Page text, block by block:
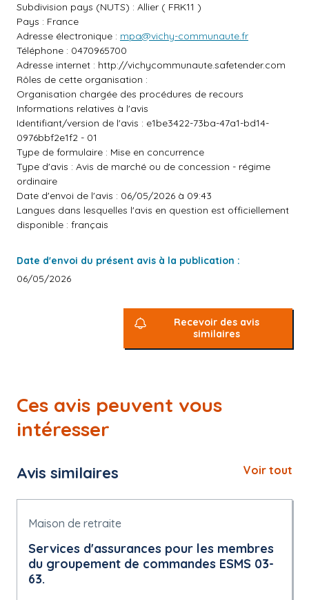
Subdivision pays (NUTS) : Allier ( FRK11 )
Pays : France
Adresse électronique : mpa@vichy-communaute.fr
Téléphone : 0470965700
Adresse internet : http://vichycommunaute.safetender.com
Rôles de cette organisation :
Organisation chargée des procédures de recours
Informations relatives à l'avis
Identifiant/version de l'avis : e1be3422-73ba-47a1-bd14-
0976bbf2e1f2 - 01
Type de formulaire : Mise en concurrence
Type d'avis : Avis de marché ou de concession - régime
ordinaire
Date d'envoi de l'avis : 06/05/2026 à 09:43
Langues dans lesquelles l'avis en question est officiellement
disponible : français
Date d'envoi du présent avis à la publication :
06/05/2026
Recevoir des avis
similaires
Ces avis peuvent vous
intéresser
Avis similaires Voir tout
Maison de retraite
Services d'assurances pour les membres
du groupement de commandes ESMS 03-
63.